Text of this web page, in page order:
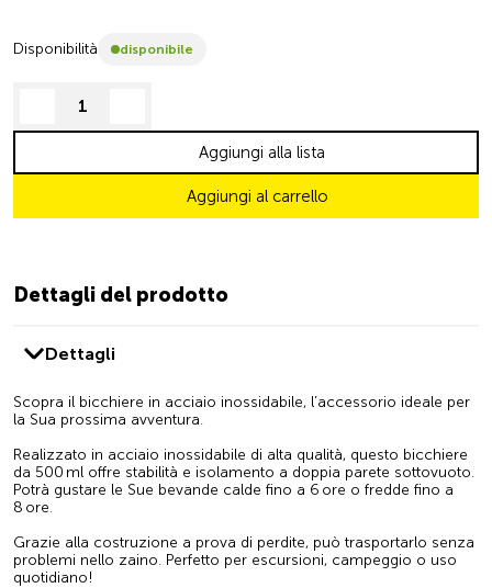
Disponibilità disponibile
decrease quantity
Aggiungi al carrello
Aggiungi alla lista
Dettagli del prodotto
Dettagli
Scopra il bicchiere in acciaio inossidabile, l’accessorio ideale per
la Sua prossima avventura.
Realizzato in acciaio inossidabile di alta qualità, questo bicchiere
da 500 ml offre stabilità e isolamento a doppia parete sottovuoto.
Potrà gustare le Sue bevande calde fino a 6 ore o fredde fino a
8 ore.
Grazie alla costruzione a prova di perdite, può trasportarlo senza
problemi nello zaino. Perfetto per escursioni, campeggio o uso
quotidiano!